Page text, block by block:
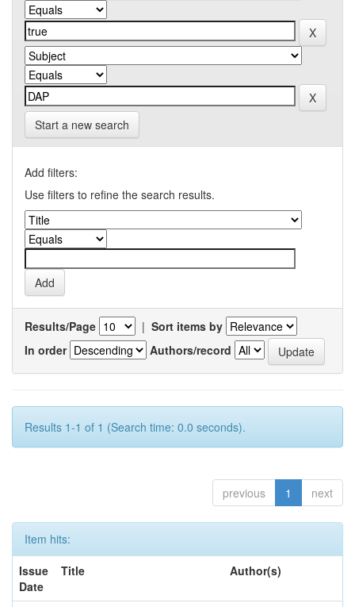
Start a new search
Add filters:
Use filters to refine the search results.
Results/Page | Sort items by
In order
Authors/record
Results 1-1 of 1 (Search time: 0.0 seconds).
previous 1 next
Item hits:
Issue
Date
Title Author(s)